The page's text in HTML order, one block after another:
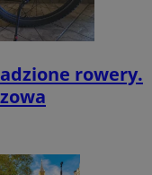
rowery.